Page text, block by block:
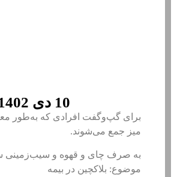
10 دی 1402
برای گپ‌و‌گفت افرادی که به‌طور
میز جمع می‌شوند.
به صرف چای و قهوه و سیب‌زمینی
موضوع: بلاکچین در بیمه